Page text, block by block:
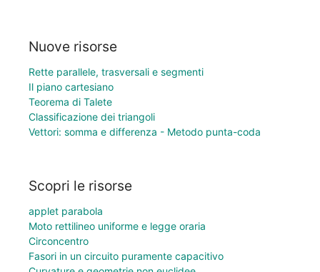
Nuove risorse
Rette parallele, trasversali e segmenti
Il piano cartesiano
Teorema di Talete
Classificazione dei triangoli
Vettori: somma e differenza - Metodo punta-coda
Scopri le risorse
applet parabola
Moto rettilineo uniforme e legge oraria
Circoncentro
Fasori in un circuito puramente capacitivo